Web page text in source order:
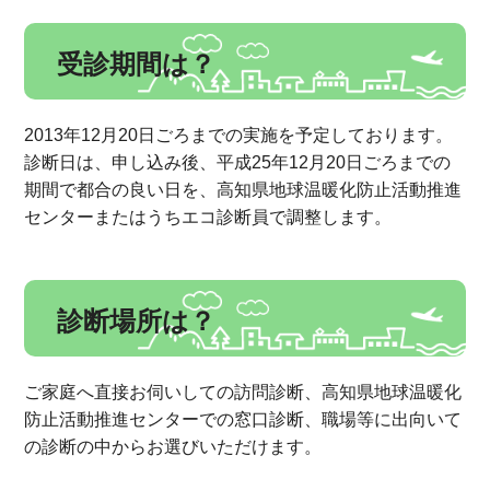
受診期間は？
2013年12月20日ごろまでの実施を予定しております。
診断日は、申し込み後、平成25年12月20日ごろまでの
期間で都合の良い日を、高知県地球温暖化防止活動推進
センターまたはうちエコ診断員で調整します。
診断場所は？
ご家庭へ直接お伺いしての訪問診断、高知県地球温暖化
防止活動推進センターでの窓口診断、職場等に出向いて
の診断の中からお選びいただけます。